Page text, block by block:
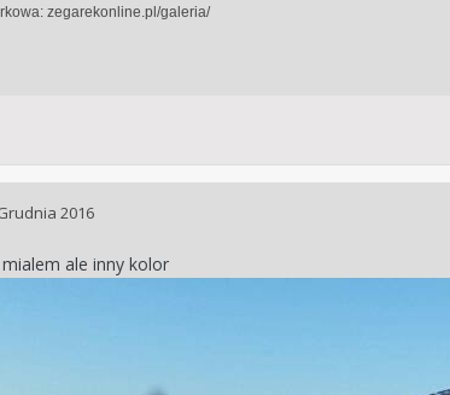
zegarekonline.pl/galeria/
2016
ale inny kolor